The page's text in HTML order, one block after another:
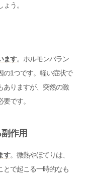
う。
ます。ホルモンバラン
の1つです。軽い症状で
ありますが、突然の激
です。
作用
す。微熱やほてりは、
とで起こる一時的なも